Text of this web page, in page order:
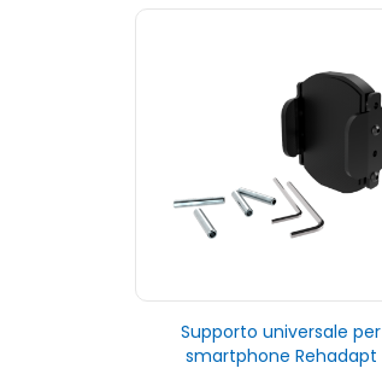
Supporto universale per
smartphone Rehadapt